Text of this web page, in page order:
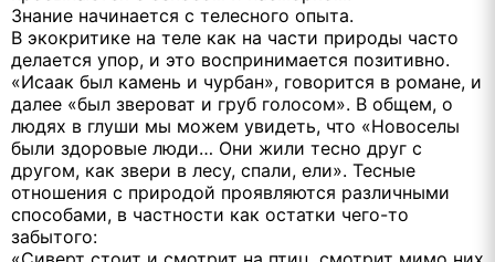
Знание начинается с телесного опыта.
В экокритике на теле как на части природы часто
делается упор, и это воспринимается позитивно.
«Исаак был камень и чурбан», говорится в романе, и
далее «был звероват и груб голосом». В общем, о
людях в глуши мы можем увидеть, что «Новоселы
были здоровые люди… Они жили тесно друг с
другом, как звери в лесу, спали, ели». Тесные
отношения с природой проявляются различными
способами, в частности как остатки чего-то
забытого: